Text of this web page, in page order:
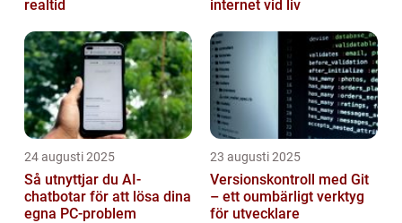
realtid internet vid liv
24 augusti 2025
Så utnyttjar du AI-
chatbotar för att lösa dina
egna PC-problem
23 augusti 2025
Versionskontroll med Git
– ett oumbärligt verktyg
för utvecklare